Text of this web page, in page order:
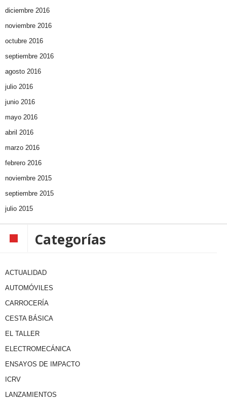
diciembre 2016
noviembre 2016
octubre 2016
septiembre 2016
agosto 2016
julio 2016
junio 2016
mayo 2016
abril 2016
marzo 2016
febrero 2016
noviembre 2015
septiembre 2015
julio 2015
Categorías
ACTUALIDAD
AUTOMÓVILES
CARROCERÍA
CESTA BÁSICA
EL TALLER
ELECTROMECÁNICA
ENSAYOS DE IMPACTO
ICRV
LANZAMIENTOS